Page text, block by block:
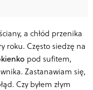
a chłód przenika
roku. Często siedzę na
pod sufitem,
Zastanawiam się,
Czy byłem złym